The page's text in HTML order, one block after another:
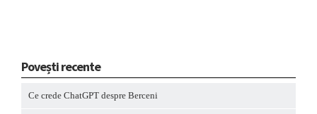
Povești recente
Ce crede ChatGPT despre Berceni